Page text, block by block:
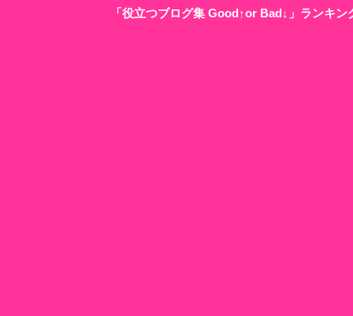
「役立つブログ集 Good↑or Bad↓」ランキ